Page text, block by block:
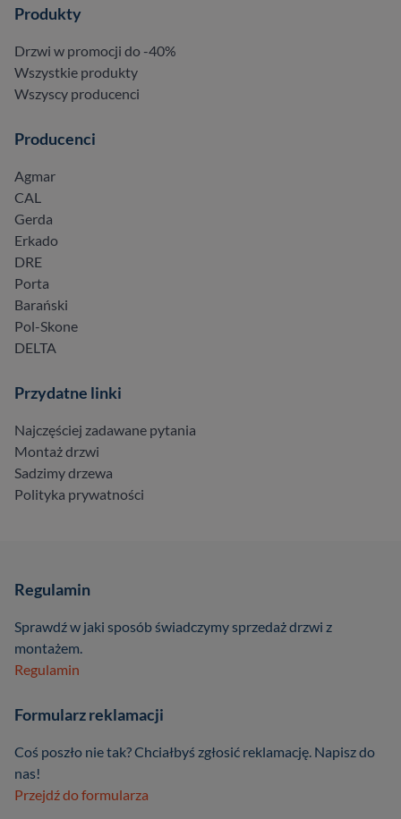
Produkty
Drzwi w promocji do -40%
Wszystkie produkty
Wszyscy producenci
Producenci
Agmar
CAL
Gerda
Erkado
DRE
Porta
Barański
Pol-Skone
DELTA
Przydatne linki
Najczęściej zadawane pytania
Montaż drzwi
Sadzimy drzewa
Polityka prywatności
Regulamin
Sprawdź w jaki sposób świadczymy sprzedaż drzwi z
montażem.
Regulamin
Formularz reklamacji
Coś poszło nie tak? Chciałbyś zgłosić reklamację. Napisz do
nas!
Przejdź do formularza